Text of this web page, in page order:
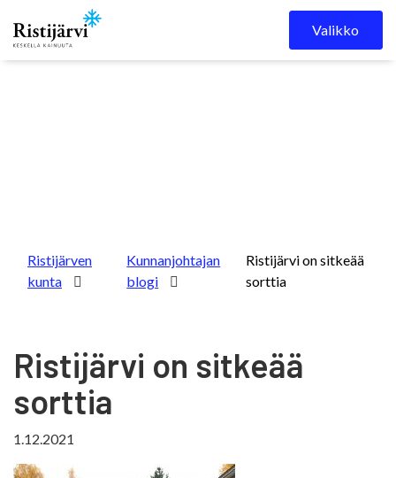
Skip to content
Valikko
Ristijärven
kunta
Kunnanjohtajan
blogi
Ristijärvi on sitkeää
sorttia
Ristijärvi on sitkeää
sorttia
1.12.2021